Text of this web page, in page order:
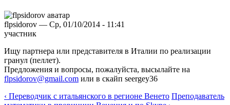
flpsidorov — Ср, 01/10/2014 - 11:41
участник
Ищу партнера или представителя в Италии по реализации
гранул (пеллет).
Предложения и вопросы, пожалуйста, высылайте на
flpsidorov@gmail.com или в скайп seergey36
‹ Переводчик с итальянского в регионе Венето Преподаватель